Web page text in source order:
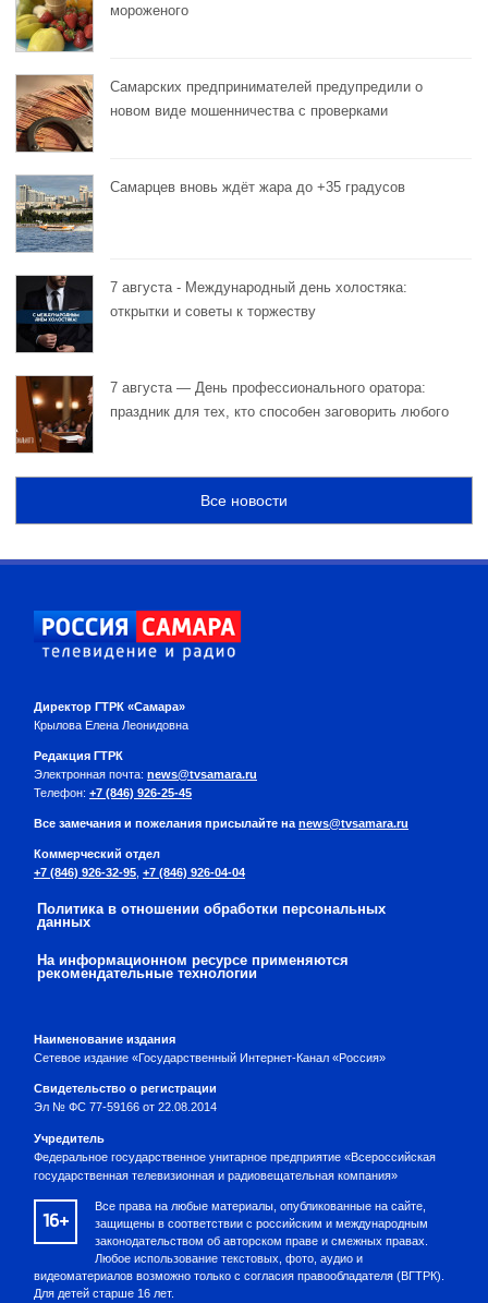
мороженого
Самарских предпринимателей предупредили о
новом виде мошенничества с проверками
Самарцев вновь ждёт жара до +35 градусов
7 августа - Международный день холостяка:
открытки и советы к торжеству
7 августа — День профессионального оратора:
праздник для тех, кто способен заговорить любого
Все новости
Директор ГТРК «Самара»
Крылова Елена Леонидовна
Редакция ГТРК
Электронная почта: news@tvsamara.ru
Телефон: +7 (846) 926-25-45
Все замечания и пожелания присылайте на news@tvsamara.ru
Коммерческий отдел
+7 (846) 926-32-95 +7 (846) 926-04-04
Политика в отношении обработки персональных
данных
На информационном ресурсе применяются
рекомендательные технологии
Наименование издания
Сетевое издание «Государственный Интернет-Канал «Россия»
Свидетельство о регистрации
Эл № ФС 77-59166 от 22.08.2014
Учредитель
Федеральное государственное унитарное предприятие «Всероссийская
государственная телевизионная и радиовещательная компания»
16+
Все права на любые материалы, опубликованные на сайте,
защищены в соответствии с российским и международным
законодательством об авторском праве и смежных правах.
Любое использование текстовых, фото, аудио и
видеоматериалов возможно только с согласия правообладателя (ВГТРК).
Для детей старше 16 лет.